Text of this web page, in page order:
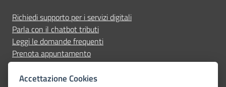
Richiedi supporto per i servizi digitali
Parla con il chatbot tributi
Leggi le domande frequenti
Prenota appuntamento
Segnala disservizio
Accettazione Cookies